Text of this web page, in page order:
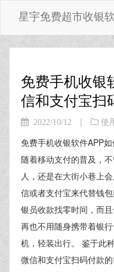
星宇免费超市收银
免费手机收银
信和支付宝扫
2022/10/12 | 使
免费手机收银软件APP
随着移动支付的普及，
人，还是在大街小巷上
信或者支付宝来代替钱
银员收款找零时间，而
再也不用随身携带着银
机，轻装出行。 鉴于此
微信和支付宝扫码付款